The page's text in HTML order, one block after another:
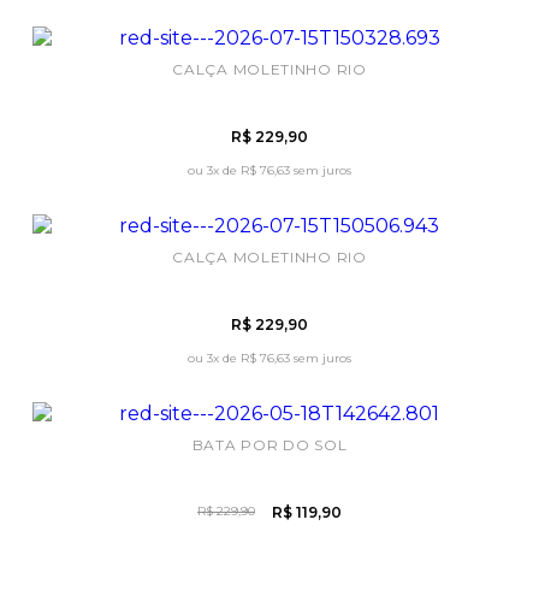
CALÇA MOLETINHO RIO
R$ 229,90
ou 3x de R$ 76,63 sem juros
CALÇA MOLETINHO RIO
R$ 229,90
ou 3x de R$ 76,63 sem juros
BATA POR DO SOL
R$ 229,90 R$ 119,90